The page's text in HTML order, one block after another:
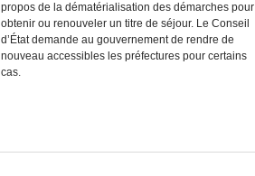
propos de la dématérialisation des démarches pour
obtenir ou renouveler un titre de séjour. Le Conseil
d’État demande au gouvernement de rendre de
nouveau accessibles les préfectures pour certains
cas.